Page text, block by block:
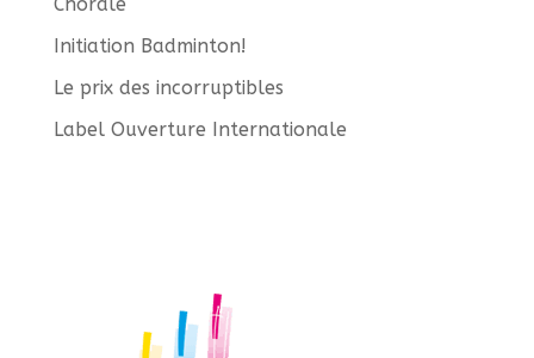
Initiation Badminton!
Le prix des incorruptibles
Label Ouverture Internationale